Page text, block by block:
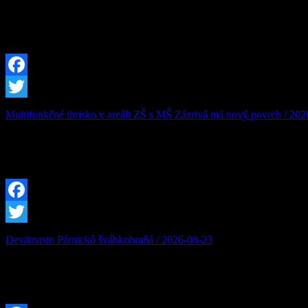
Facebook
Twitter
Multifunkčné ihrisko v areáli ZŠ s MŠ Zázrivá má nový povrch /
Facebook
Twitter
Devätnasto Párnickô švábkobraňá / 2026-08-23